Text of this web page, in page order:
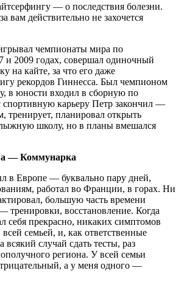
— о последствия болезни.
вам действительно не захочется
чемпионаты мира по
и 2009 годах, совершал одиночный
на кайте, за что его даже
рекордов Гиннесса. Был чемпионом
в юности входил в сборную по
спортивную карьеру Петр закончил —
тренирует, планировал открыть
школу, но в планы вмешался
— Коммунарка
в Европе — буквально пару дней,
работал во Франции, в горах. Ни
большую часть времени
тренировки, восстановление. Когда
себя прекрасно, никаких симптомов
семьей, и, как ответственные
случай сдать тесты, раз
региона. У всей семьи
а у меня одного —